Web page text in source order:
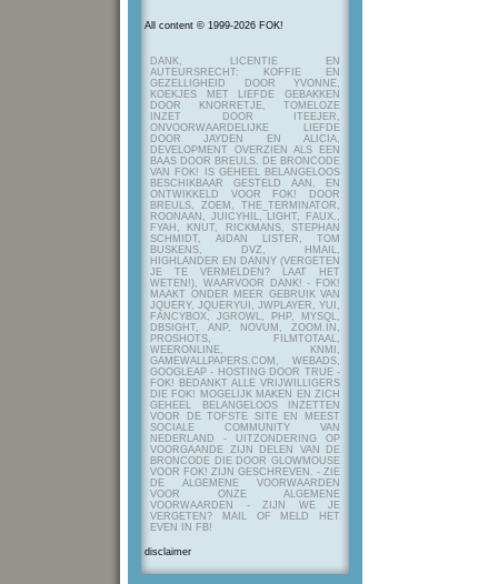
All content © 1999-2026 FOK!
DANK, LICENTIE EN
AUTEURSRECHT: KOFFIE EN
GEZELLIGHEID DOOR YVONNE,
KOEKJES MET LIEFDE GEBAKKEN
DOOR KNORRETJE, TOMELOZE
INZET DOOR ITEEJER,
ONVOORWAARDELIJKE LIEFDE
DOOR JAYDEN EN ALICIA,
DEVELOPMENT OVERZIEN ALS EEN
BAAS DOOR BREULS. DE BRONCODE
VAN FOK! IS GEHEEL BELANGELOOS
BESCHIKBAAR GESTELD AAN, EN
ONTWIKKELD VOOR FOK! DOOR
BREULS, ZOEM, THE_TERMINATOR,
ROONAAN, JUICYHIL, LIGHT, FAUX.,
FYAH, KNUT, RICKMANS, STEPHAN
SCHMIDT, AIDAN LISTER, TOM
BUSKENS, DVZ, HMAIL,
HIGHLANDER EN DANNY (VERGETEN
JE TE VERMELDEN? LAAT HET
WETEN!), WAARVOOR DANK! - FOK!
MAAKT ONDER MEER GEBRUIK VAN
JQUERY, JQUERYUI, JWPLAYER, YUI,
FANCYBOX, JGROWL, PHP, MYSQL,
DBSIGHT, ANP, NOVUM, ZOOM.IN,
PROSHOTS, FILMTOTAAL,
WEERONLINE, KNMI,
GAMEWALLPAPERS.COM, WEBADS,
GOOGLEAP - HOSTING DOOR TRUE -
FOK! BEDANKT ALLE VRIJWILLIGERS
DIE FOK! MOGELIJK MAKEN EN ZICH
GEHEEL BELANGELOOS INZETTEN
VOOR DE TOFSTE SITE EN MEEST
SOCIALE COMMUNITY VAN
NEDERLAND - UITZONDERING OP
VOORGAANDE ZIJN DELEN VAN DE
BRONCODE DIE DOOR GLOWMOUSE
VOOR FOK! ZIJN GESCHREVEN. - ZIE
DE ALGEMENE VOORWAARDEN
VOOR ONZE ALGEMENE
VOORWAARDEN - ZIJN WE JE
VERGETEN? MAIL OF MELD HET
EVEN IN FB!
disclaimer